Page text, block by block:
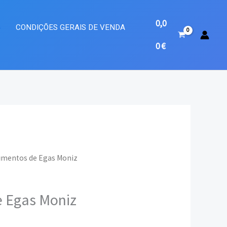
CONDIÇÕES GERAIS DE VENDA
0,0
0€
de Egas Moniz
Moniz